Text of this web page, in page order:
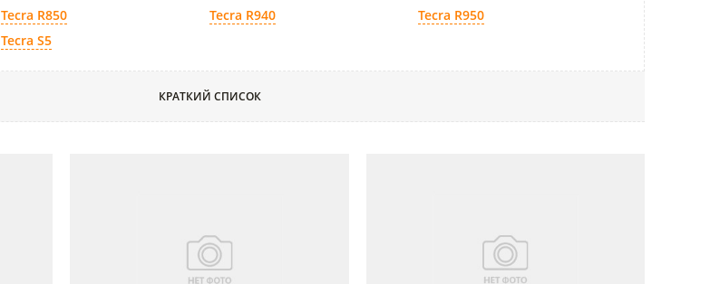
Tecra R850 Tecra R940
Tecra R950
Tecra S5
КРАТКИЙ СПИСОК